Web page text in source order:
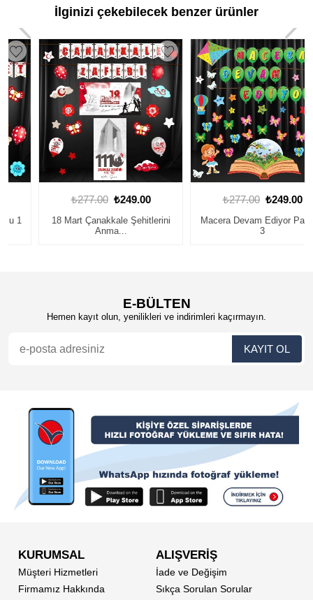
İlginizi çekebilecek benzer ürünler
₺277.00 ₺249.00
18 Mart Çanakkale Şehitlerini
Anma...
₺277.00 ₺249.00
Macera Devam Ediyor Panosu
E-BÜLTEN
Hemen kayıt olun, yenilikleri ve indirimleri kaçırmayın.
KURUMSAL
Müşteri Hizmetleri
Firmamız Hakkında
ALIŞVERİŞ
İade ve Değişim
Sıkça Sorulan Sorular